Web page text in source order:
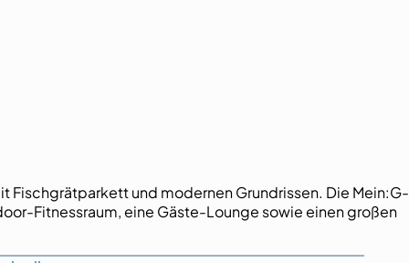
Fischgrätparkett und modernen Grundrissen. Die Mein:G-
Fitnessraum, eine Gäste-Lounge sowie einen großen